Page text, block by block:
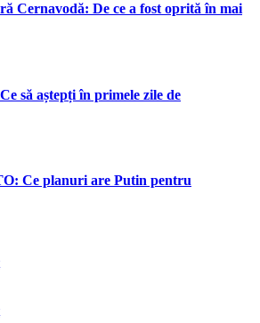
Cernavodă: De ce a fost oprită în mai
să aștepți în primele zile de
Ce planuri are Putin pentru